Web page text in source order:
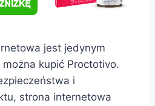
jest jedynym
kupić Proctotivo.
i
strona internetowa